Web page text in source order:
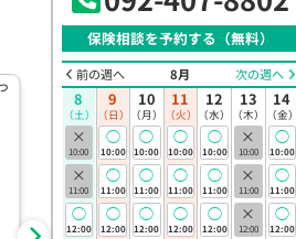
保険相談を予約する（無料）
前の週へ 8月 次の週へ
8
（土）
×
10:00
×
11:00
◯
12:00
9
（日）
◯
10:00
◯
11:00
◯
12:00
10
（月）
◯
10:00
◯
11:00
◯
12:00
11
（火）
◯
10:00
◯
11:00
◯
12:00
12
（水）
◯
10:00
◯
11:00
◯
12:00
13
（木）
×
10:00
×
11:00
×
12:00
14
（金）
◯
10:00
◯
11:00
◯
12:00